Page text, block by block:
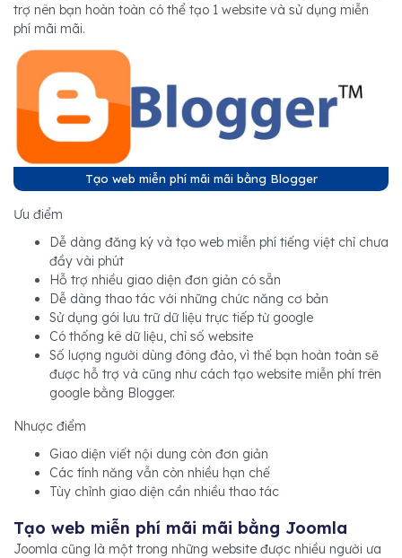
trợ nên bạn hoàn toàn có thể tạo 1 website và sử dụng miễn
phí mãi mãi.
Tạo web miễn phí mãi mãi bằng Blogger
Ưu điểm
Dễ dàng đăng ký và tạo web miễn phí tiếng việt chỉ chưa
đầy vài phút
Hỗ trợ nhiều giao diện đơn giản có sẵn
Dễ dàng thao tác với những chức năng cơ bản
Sử dụng gói lưu trữ dữ liệu trực tiếp từ google
Có thống kê dữ liệu, chỉ số website
Số lượng người dùng đông đảo, vì thế bạn hoàn toàn sẽ
được hỗ trợ và cũng như cách tạo website miễn phí trên
google bằng Blogger.
Nhược điểm
Giao diện viết nội dung còn đơn giản
Các tính năng vẫn còn nhiều hạn chế
Tùy chỉnh giao diện cần nhiều thao tác
Tạo web miễn phí mãi mãi bằng Joomla
Joomla cũng là một trong những website được nhiều người ưa